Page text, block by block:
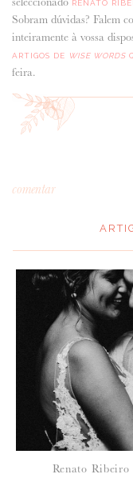
RENATO
Sobram dúvidas? Falem
inteiramente à vossa
ARTIGOS DE
WISE WORDS
feira.
comentar
Renato Ribeiro